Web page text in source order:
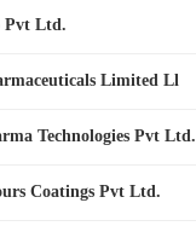
Pvt Ltd.
Limited Ll
Technologies Pvt Ltd.
Coatings Pvt Ltd.